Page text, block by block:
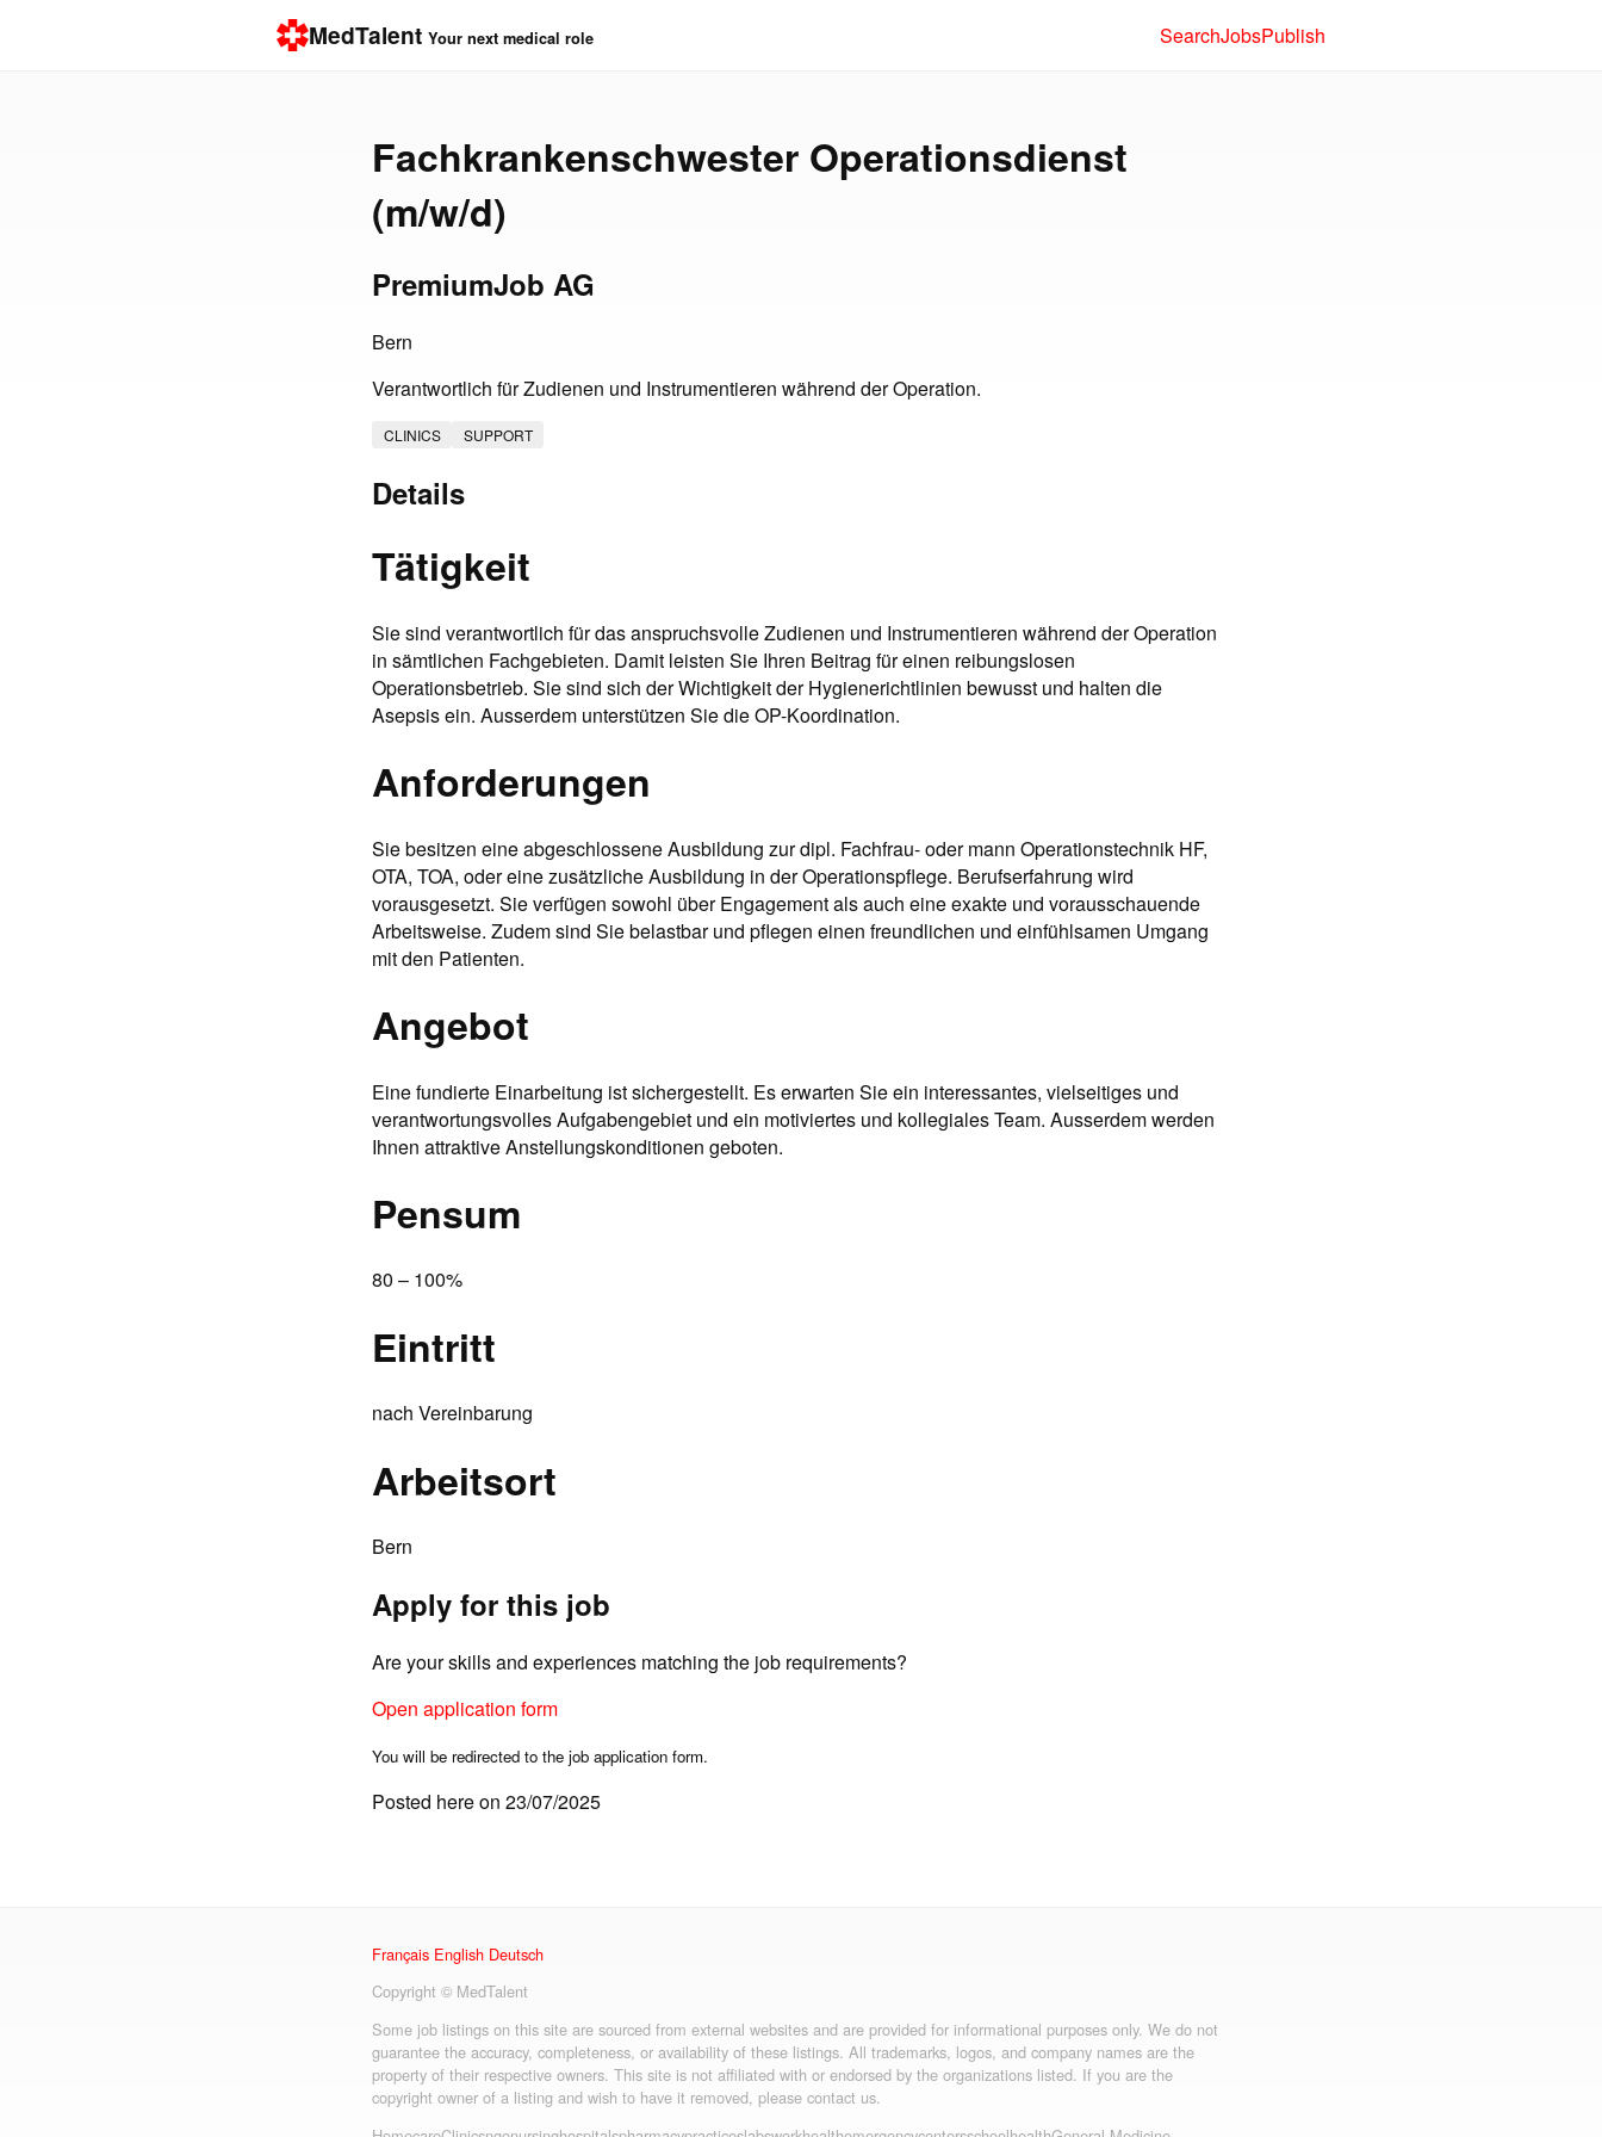
MedTalent Your next medical role SearchJobsPublish
Fachkrankenschwester Operationsdienst
(m/w/d)
PremiumJob AG
Bern
Verantwortlich für Zudienen und Instrumentieren während der Operation.
CLINICS SUPPORT
Details
Tätigkeit
Sie sind verantwortlich für das anspruchsvolle Zudienen und Instrumentieren während der Operation
in sämtlichen Fachgebieten. Damit leisten Sie Ihren Beitrag für einen reibungslosen
Operationsbetrieb. Sie sind sich der Wichtigkeit der Hygienerichtlinien bewusst und halten die
Asepsis ein. Ausserdem unterstützen Sie die OP-Koordination.
Anforderungen
Sie besitzen eine abgeschlossene Ausbildung zur dipl. Fachfrau- oder mann Operationstechnik HF,
OTA, TOA, oder eine zusätzliche Ausbildung in der Operationspflege. Berufserfahrung wird
vorausgesetzt. Sie verfügen sowohl über Engagement als auch eine exakte und vorausschauende
Arbeitsweise. Zudem sind Sie belastbar und pflegen einen freundlichen und einfühlsamen Umgang
mit den Patienten.
Angebot
Eine fundierte Einarbeitung ist sichergestellt. Es erwarten Sie ein interessantes, vielseitiges und
verantwortungsvolles Aufgabengebiet und ein motiviertes und kollegiales Team. Ausserdem werden
Ihnen attraktive Anstellungskonditionen geboten.
Pensum
80 – 100%
Eintritt
nach Vereinbarung
Arbeitsort
Bern
Apply for this job
Are your skills and experiences matching the job requirements?
Open application form
You will be redirected to the job application form.
Posted here on 23/07/2025
Français English Deutsch
Copyright © MedTalent
Some job listings on this site are sourced from external websites and are provided for informational purposes only. We do not
guarantee the accuracy, completeness, or availability of these listings. All trademarks, logos, and company names are the
property of their respective owners. This site is not affiliated with or endorsed by the organizations listed. If you are the
copyright owner of a listing and wish to have it removed, please contact us.